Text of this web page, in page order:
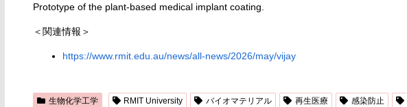
Prototype of the plant-based medical implant coating.
＜関連情報＞
https://www.rmit.edu.au/news/all-news/2026/may/vijay
生物化学工学 RMIT University バイオマテリアル 再生医療 感染防止